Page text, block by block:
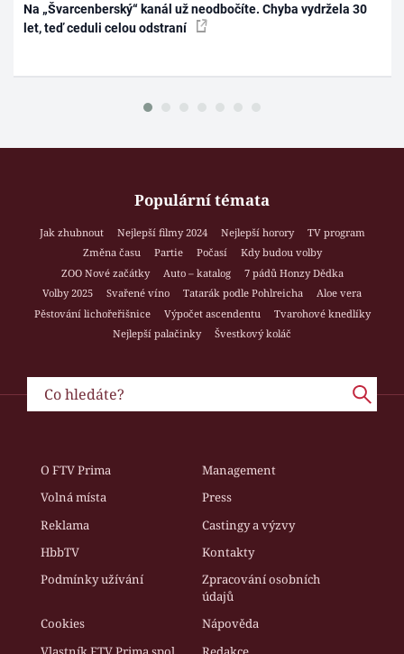
Na „Švarcenberský“ kanál už neodbočíte. Chyba vydržela 30
let, teď ceduli celou odstraní
Populární témata
Jak zhubnout Nejlepší filmy 2024 Nejlepší horory
TV program
Změna času
Partie Počasí
Kdy budou volby
ZOO Nové začátky
Auto – katalog
7 pádů Honzy Dědka
Volby 2025
Svařené víno Tatarák podle Pohlreicha
Aloe vera
Pěstování lichořeřišnice
Výpočet ascendentu
Tvarohové knedlíky
Nejlepší palačinky
Švestkový koláč
O FTV Prima
Management
Volná místa
Press
Reklama
Castingy a výzvy
HbbTV
Kontakty
Podmínky užívání
Zpracování osobních
údajů
Cookies
Nápověda